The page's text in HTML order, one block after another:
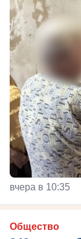
вчера в 10:35
Общество